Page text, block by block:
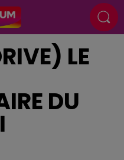
LE
DU